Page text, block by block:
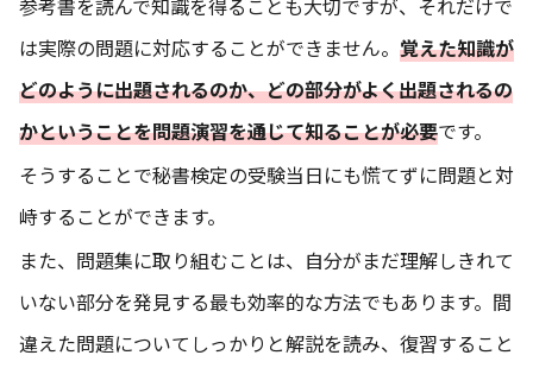
参考書を読んで知識を得ることも大切ですが、それだけで
は実際の問題に対応することができません。 覚えた知識が
どのように出題されるのか、どの部分がよく出題されるの
かということを問題演習を通じて知ることが必要です。
そうすることで秘書検定の受験当日にも慌てずに問題と対
峙することができます。
また、問題集に取り組むことは、自分がまだ理解しきれて
いない部分を発見する最も効率的な方法でもあります。間
違えた問題についてしっかりと解説を読み、復習すること